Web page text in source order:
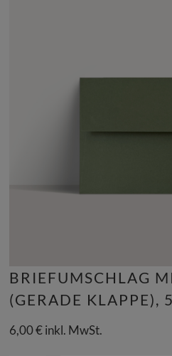
BRIEFUMSCHLAG
(GERADE KLAPPE),
6,00€inkl. MwSt.